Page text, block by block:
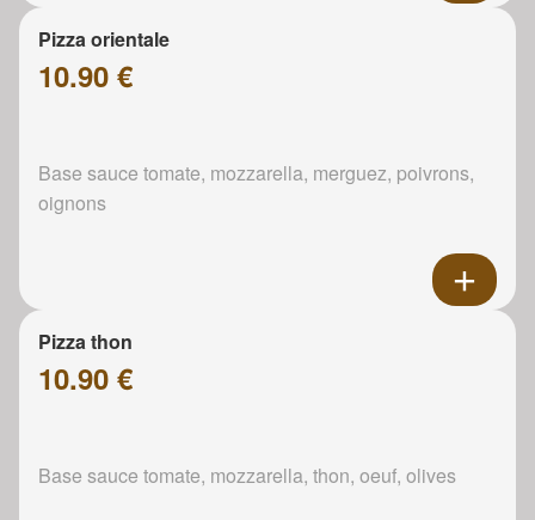
Pizza orientale
10.90 €
Base sauce tomate, mozzarella, merguez, poivrons,
oignons
Pizza thon
10.90 €
Base sauce tomate, mozzarella, thon, oeuf, olives